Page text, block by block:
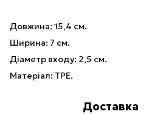
Довжина: 15,4 см.
Ширина: 7 см.
Діаметр входу: 2,5 см.
Матеріал: TPE.
Доставка